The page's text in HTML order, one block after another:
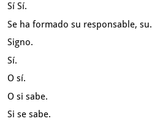
Sí Sí.
Se ha formado su responsable, su.
Signo.
Sí.
O sí.
O si sabe.
Si se sabe.